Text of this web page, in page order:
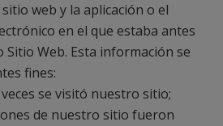
web y la aplicación o el
en el que estaba antes
Web. Esta información se
fines:
se visitó nuestro sitio;
de nuestro sitio fueron